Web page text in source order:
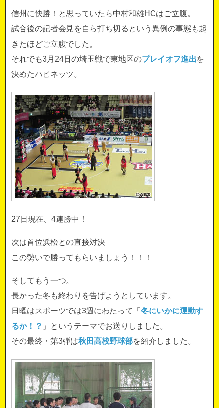
信州に快勝！と思っていたら中村和雄HCはご立腹。
試合後の記者会見を自ら打ち切るという異例の事態も起
きたほどご立腹でした。
それでも3月24日の埼玉戦で東地区のプレイオフ進出を
決めたハピネッツ。
27日現在、4連勝中！
次は首位浜松との直接対決！
この勢いで勝ってもらいましょう！！！
そしてもう一つ。
長かった冬も終わりを告げようとしています。
日曜はスポーツでは3週にわたって「冬にいかに運動す
るか！？ 」というテーマでお送りしました。
その最終・第3弾は秋田高校野球部を紹介しました。